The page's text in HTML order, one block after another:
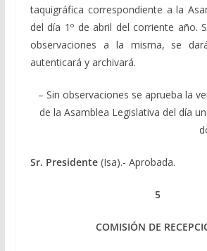
taquigráfica correspondiente a la
del día 1º de abril del corriente año.
observaciones a la misma, se
autenticará y archivará.
– Sin observaciones se aprueba la
de la Asamblea Legislativa del día
Sr. Presidente (Isa).- Aprobada.
5
COMISIÓN DE